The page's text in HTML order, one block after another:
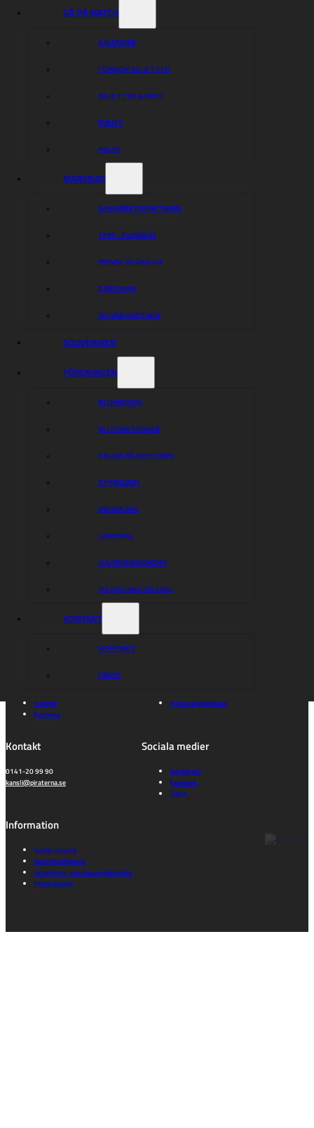
GÅ PÅ MATCH
KALENDER
FÖRKÖP BILJETTER
BILJETTER & INFO
EVENT
PRESS
MARKNAD
SAMARBETSPARTNERS
1949 – KLUBBEN
PRIVAT-SPONSOR
2 KRONAN
BLI VÅR PARTNER
SOUVENIRER
FÖRENINGEN
BLI MEDLEM
BLI FUNKTIONÄR
PROVA PÅ SPEEDWAY
STYRELSEN
INSAMLING
CAMPING
JULGRANSSCHEMA
JULKALENDERN 2025
KONTAKT
KONTAKT
PRESS
Piraterna
Speedway
Biljetter
Truppen
Partners
Prova på speedway
Kontakt
0141-20 99 90
kansli@piraterna.se
Sociala medier
Instagram
Facebook
TikTok
Information
Cookie consent
Dataskyddspolicy
Integritets- och dataskyddspolicy
Tillgänglighet